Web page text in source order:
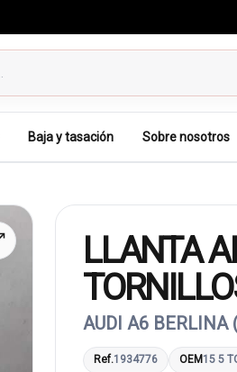
Baja y tasación Sobre nosotros
LLANTA
AUDI A6 BERLINA
Ref.1934776 OEM 15 5